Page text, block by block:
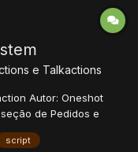
e Talkactions
Autor: Oneshot
de Pedidos e
pouco mais
script